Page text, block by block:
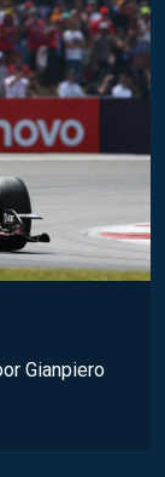
Gianpiero